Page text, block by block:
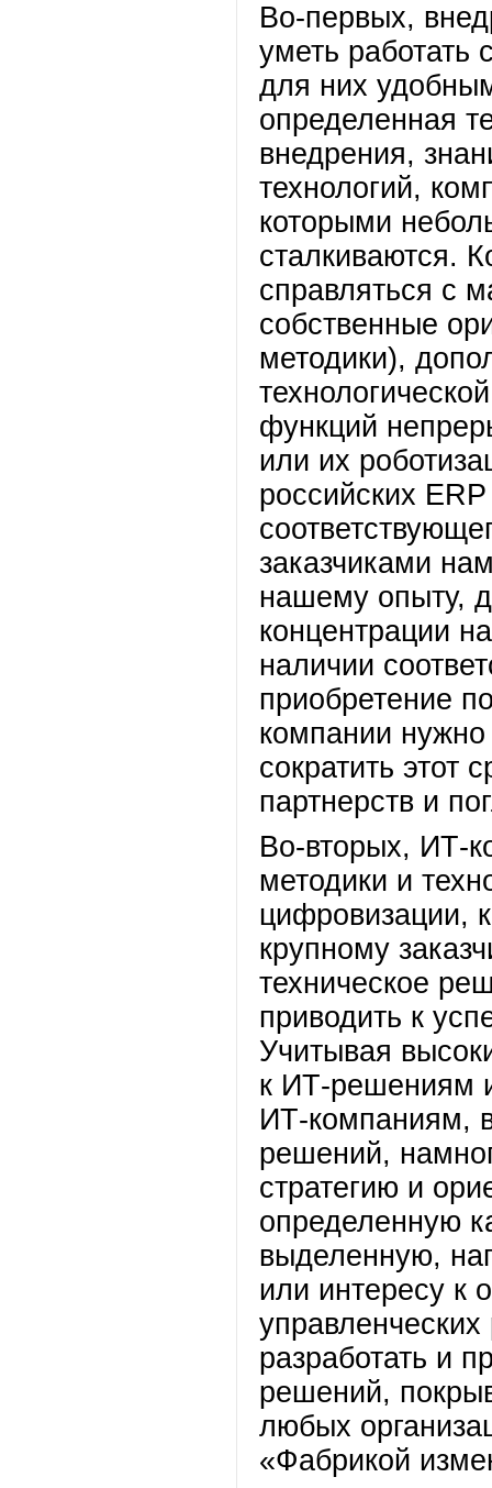
Во-первых,
уметь работать
для них
определенная
внедрения,
технологий,
которыми
сталкиваются.
справляться с
собственные
методики),
функций
или их
российских
заказчиками
нашему опыту,
концентрации
наличии
приобретение
компании
сократить этот
партнерств и
Во-вторых, ИТ-
методики и
цифровизации,
крупному
техническое
приводить к
Учитывая
к ИТ-решениям
ИТ-компаниям,
решений,
стратегию и
определенную
выделенную,
или интересу к
разработать и
решений,
любых
«Фабрикой